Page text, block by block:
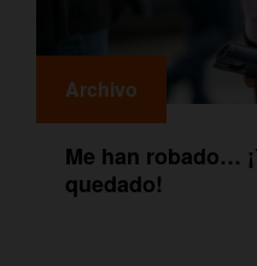
Archivo
Me han robado…
quedado!